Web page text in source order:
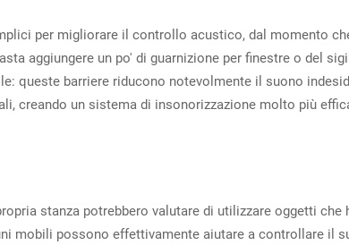
per migliorare il controllo acustico, dal momento
aggiungere un po' di guarnizione per finestre o del
queste barriere riducono notevolmente il suono
creando un sistema di insonorizzazione molto più
stanza potrebbero valutare di utilizzare oggetti che
mobili possono effettivamente aiutare a controllare il